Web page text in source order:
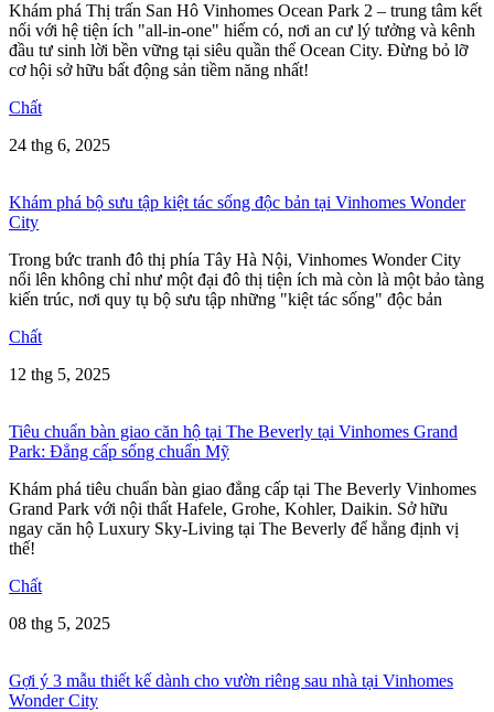
Khám phá Thị trấn San Hô Vinhomes Ocean Park 2 – trung tâm kết
nối với hệ tiện ích "all-in-one" hiếm có, nơi an cư lý tưởng và kênh
đầu tư sinh lời bền vững tại siêu quần thể Ocean City. Đừng bỏ lỡ
cơ hội sở hữu bất động sản tiềm năng nhất!
Chất
24 thg 6, 2025
Khám phá bộ sưu tập kiệt tác sống độc bản tại Vinhomes Wonder
City
Trong bức tranh đô thị phía Tây Hà Nội, Vinhomes Wonder City
nổi lên không chỉ như một đại đô thị tiện ích mà còn là một bảo tàng
kiến trúc, nơi quy tụ bộ sưu tập những "kiệt tác sống" độc bản
Chất
12 thg 5, 2025
Tiêu chuẩn bàn giao căn hộ tại The Beverly tại Vinhomes Grand
Park: Đẳng cấp sống chuẩn Mỹ
Khám phá tiêu chuẩn bàn giao đẳng cấp tại The Beverly Vinhomes
Grand Park với nội thất Hafele, Grohe, Kohler, Daikin. Sở hữu
ngay căn hộ Luxury Sky-Living tại The Beverly để hẳng định vị
thế!
Chất
08 thg 5, 2025
Gợi ý 3 mẫu thiết kế dành cho vườn riêng sau nhà tại Vinhomes
Wonder City